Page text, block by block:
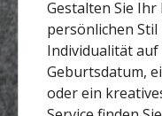
Gestalten Sie
persönlichen Stil
Individualität
Geburtsdatum,
oder ein